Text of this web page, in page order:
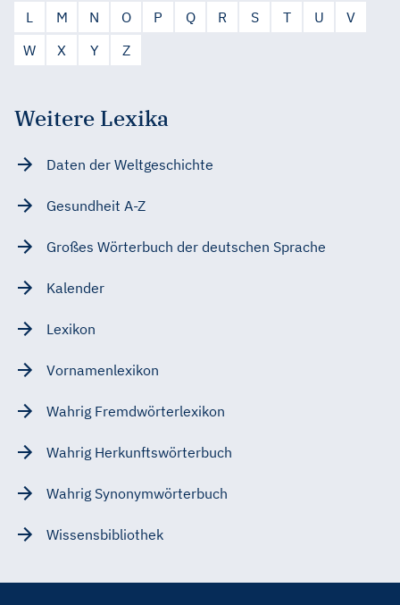
L
M N O P Q R S T U
V
W
X Y Z
Weitere Lexika
Daten der Weltgeschichte
Gesundheit A-Z
Großes Wörterbuch der deutschen Sprache
Kalender
Lexikon
Vornamenlexikon
Wahrig Fremdwörterlexikon
Wahrig Herkunftswörterbuch
Wahrig Synonymwörterbuch
Wissensbibliothek